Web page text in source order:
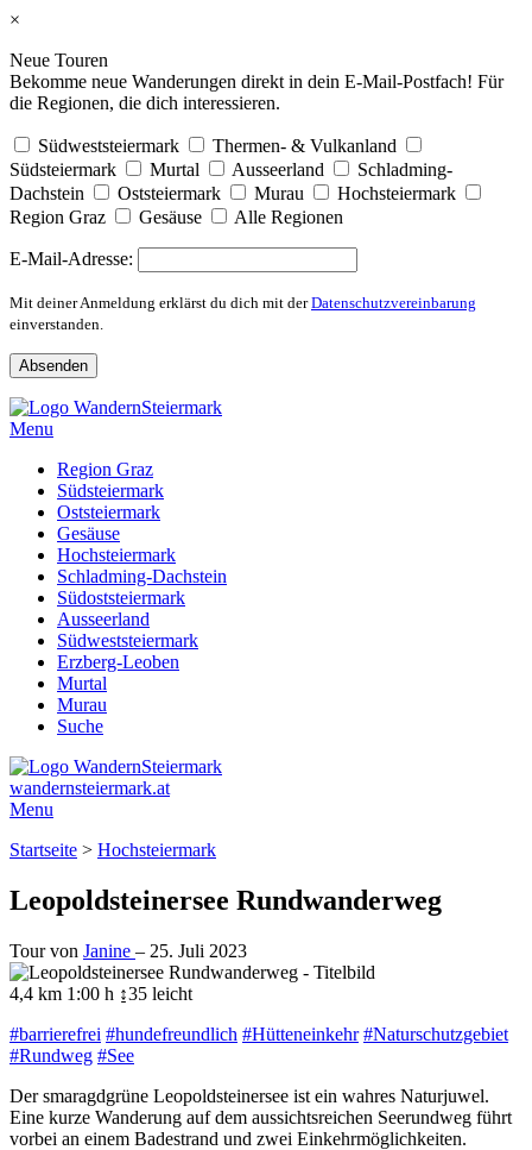
×
Neue Touren
Bekomme neue Wanderungen direkt in dein E-Mail-Postfach! Für
die Regionen, die dich interessieren.
Südweststeiermark
Thermen- & Vulkanland
Südsteiermark
Murtal Ausseerland
Schladming-
Dachstein
Oststeiermark Murau
Hochsteiermark
Region Graz
Gesäuse Alle Regionen
E-Mail-Adresse:
Mit deiner Anmeldung erklärst du dich mit derDatenschutzvereinbarung
einverstanden.
Skip
to
Menu
Region Graz
Südsteiermark
Oststeiermark
Gesäuse
Hochsteiermark
Schladming-Dachstein
Südoststeiermark
Ausseerland
Südweststeiermark
Erzberg-Leoben
Murtal
Murau
Suche
wandernsteiermark.at
Menu
Startseite > Hochsteiermark
Leopoldsteinersee Rundwanderweg
Tour von Janine – 25. Juli 2023
4,4 km 1:00 h ↨35 leicht
#barrierefrei #hundefreundlich #Hütteneinkehr #Naturschutzgebiet
#Rundweg #See
Der smaragdgrüne Leopoldsteinersee ist ein wahres Naturjuwel.
Eine kurze Wanderung auf dem aussichtsreichen Seerundweg führt
vorbei an einem Badestrand und zwei Einkehrmöglichkeiten.